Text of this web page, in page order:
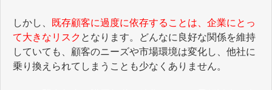
しかし、
既存顧客に過度に依存することは、企業にとっ
て大きなリスク となります。どんなに良好な関係を維持
していても、顧客のニーズや市場環境は変化し、他社に
乗り換えられてしまうことも少なくありません。